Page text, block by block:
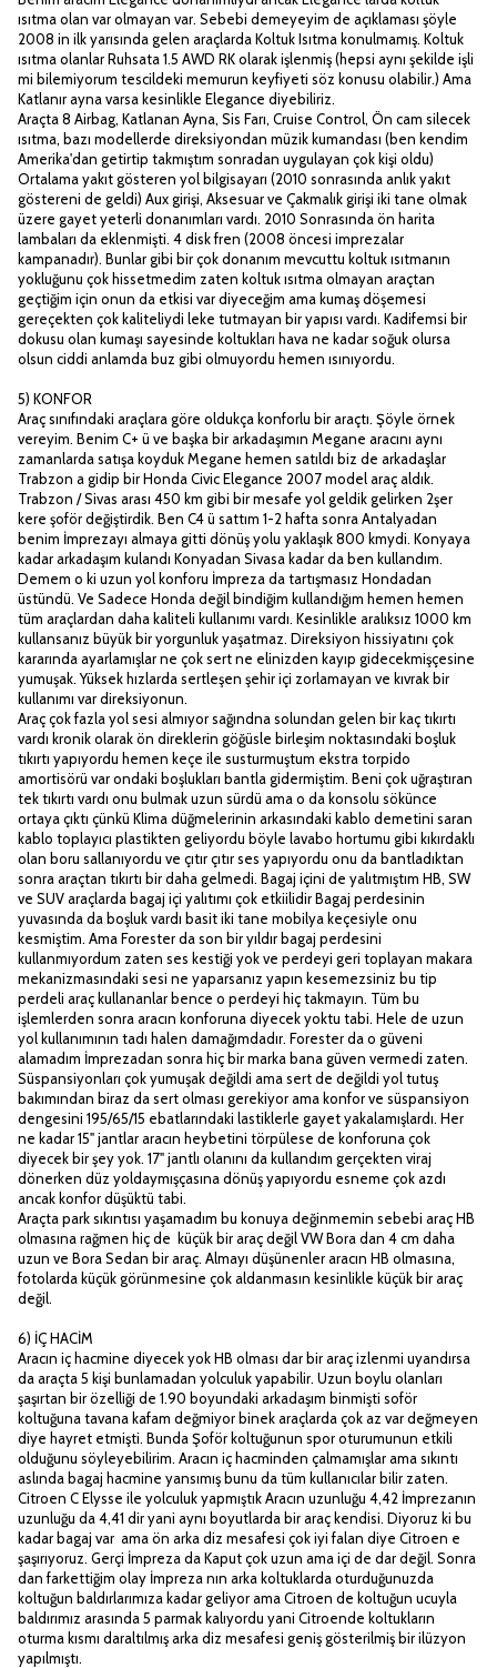
ısıtma olan var olmayan var. Sebebi demeyeyim de açıklaması şöyle
2008 in ilk yarısında gelen araçlarda Koltuk Isıtma konulmamış. Koltuk
ısıtma olanlar Ruhsata 1.5 AWD RK olarak işlenmiş (hepsi aynı şekilde işli
mi bilemiyorum tescildeki memurun keyfiyeti söz konusu olabilir.) Ama
Katlanır ayna varsa kesinlikle Elegance diyebiliriz.
Araçta 8 Airbag, Katlanan Ayna, Sis Farı, Cruise Control, Ön cam silecek
ısıtma, bazı modellerde direksiyondan müzik kumandası (ben kendim
Amerika'dan getirtip takmıştım sonradan uygulayan çok kişi oldu)
Ortalama yakıt gösteren yol bilgisayarı (2010 sonrasında anlık yakıt
göstereni de geldi) Aux girişi, Aksesuar ve Çakmalık girişi iki tane olmak
üzere gayet yeterli donanımları vardı. 2010 Sonrasında ön harita
lambaları da eklenmişti. 4 disk fren (2008 öncesi imprezalar
kampanadır). Bunlar gibi bir çok donanım mevcuttu koltuk ısıtmanın
yokluğunu çok hissetmedim zaten koltuk ısıtma olmayan araçtan
geçtiğim için onun da etkisi var diyeceğim ama kumaş döşemesi
gereçekten çok kaliteliydi leke tutmayan bir yapısı vardı. Kadifemsi bir
dokusu olan kumaşı sayesinde koltukları hava ne kadar soğuk olursa
olsun ciddi anlamda buz gibi olmuyordu hemen ısınıyordu.
5) KONFOR
Araç sınıfındaki araçlara göre oldukça konforlu bir araçtı. Şöyle örnek
vereyim. Benim C+ ü ve başka bir arkadaşımın Megane aracını aynı
zamanlarda satışa koyduk Megane hemen satıldı biz de arkadaşlar
Trabzon a gidip bir Honda Civic Elegance 2007 model araç aldık.
Trabzon / Sivas arası 450 km gibi bir mesafe yol geldik gelirken 2şer
kere şoför değiştirdik. Ben C4 ü sattım 1-2 hafta sonra Antalyadan
benim İmprezayı almaya gitti dönüş yolu yaklaşık 800 kmydi. Konyaya
kadar arkadaşım kulandı Konyadan Sivasa kadar da ben kullandım.
Demem o ki uzun yol konforu İmpreza da tartışmasız Hondadan
üstündü. Ve Sadece Honda değil bindiğim kullandığım hemen hemen
tüm araçlardan daha kaliteli kullanımı vardı. Kesinlikle aralıksız 1000 km
kullansanız büyük bir yorgunluk yaşatmaz. Direksiyon hissiyatını çok
kararında ayarlamışlar ne çok sert ne elinizden kayıp gidecekmişçesine
yumuşak. Yüksek hızlarda sertleşen şehir içi zorlamayan ve kıvrak bir
kullanımı var direksiyonun.
Araç çok fazla yol sesi almıyor sağındna solundan gelen bir kaç tıkırtı
vardı kronik olarak ön direklerin göğüsle birleşim noktasındaki boşluk
tıkırtı yapıyordu hemen keçe ile susturmuştum ekstra torpido
amortisörü var ondaki boşlukları bantla gidermiştim. Beni çok uğraştıran
tek tıkırtı vardı onu bulmak uzun sürdü ama o da konsolu sökünce
ortaya çıktı çünkü Klima düğmelerinin arkasındaki kablo demetini saran
kablo toplayıcı plastikten geliyordu böyle lavabo hortumu gibi kıkırdaklı
olan boru sallanıyordu ve çıtır çıtır ses yapıyordu onu da bantladıktan
sonra araçtan tıkırtı bir daha gelmedi. Bagaj içini de yalıtmıştım HB, SW
ve SUV araçlarda bagaj içi yalıtımı çok etkiilidir Bagaj perdesinin
yuvasında da boşluk vardı basit iki tane mobilya keçesiyle onu
kesmiştim. Ama Forester da son bir yıldır bagaj perdesini
kullanmıyordum zaten ses kestiği yok ve perdeyi geri toplayan makara
mekanizmasındaki sesi ne yaparsanız yapın kesemezsiniz bu tip
perdeli araç kullananlar bence o perdeyi hiç takmayın. Tüm bu
işlemlerden sonra aracın konforuna diyecek yoktu tabi. Hele de uzun
yol kullanımının tadı halen damağımdadır. Forester da o güveni
alamadım İmprezadan sonra hiç bir marka bana güven vermedi zaten.
Süspansiyonları çok yumuşak değildi ama sert de değildi yol tutuş
bakımından biraz da sert olması gerekiyor ama konfor ve süspansiyon
dengesini 195/65/15 ebatlarındaki lastiklerle gayet yakalamışlardı. Her
ne kadar 15" jantlar aracın heybetini törpülese de konforuna çok
diyecek bir şey yok. 17" jantlı olanını da kullandım gerçekten viraj
dönerken düz yoldaymışçasına dönüş yapıyordu esneme çok azdı
ancak konfor düşüktü tabi.
Araçta park sıkıntısı yaşamadım bu konuya değinmemin sebebi araç HB
olmasına rağmen hiç de küçük bir araç değil VW Bora dan 4 cm daha
uzun ve Bora Sedan bir araç. Almayı düşünenler aracın HB olmasına,
fotolarda küçük görünmesine çok aldanmasın kesinlikle küçük bir araç
değil.
6) İÇ HACİM
Aracın iç hacmine diyecek yok HB olması dar bir araç izlenmi uyandırsa
da araçta 5 kişi bunlamadan yolculuk yapabilir. Uzun boylu olanları
şaşırtan bir özelliği de 1.90 boyundaki arkadaşım binmişti soför
koltuğuna tavana kafam değmiyor binek araçlarda çok az var değmeyen
diye hayret etmişti. Bunda Şoför koltuğunun spor oturumunun etkili
olduğunu söyleyebilirim. Aracın iç hacminden çalmamışlar ama sıkıntı
aslında bagaj hacmine yansımış bunu da tüm kullanıcılar bilir zaten.
Citroen C Elysse ile yolculuk yapmıştık Aracın uzunluğu 4,42 İmprezanın
uzunluğu da 4,41 dir yani aynı boyutlarda bir araç kendisi. Diyoruz ki bu
kadar bagaj var ama ön arka diz mesafesi çok iyi falan diye Citroen e
şaşırıyoruz. Gerçi İmpreza da Kaput çok uzun ama içi de dar değil. Sonra
dan farkettiğim olay İmpreza nın arka koltuklarda oturduğunuzda
koltuğun baldırlarımıza kadar geliyor ama Citroen de koltuğun ucuyla
baldırımız arasında 5 parmak kalıyordu yani Citroende koltukların
oturma kısmı daraltılmış arka diz mesafesi geniş gösterilmiş bir ilüzyon
yapılmıştı.